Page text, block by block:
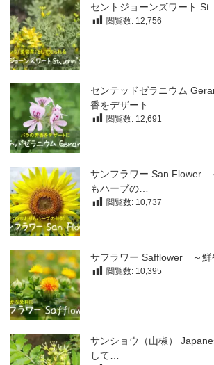
セントジョーンズワート St.
閲覧数: 12,756
センテッドゼラニウム
香をデザート…
閲覧数: 12,691
サンフラワー San Flower
もハーブの…
閲覧数: 10,737
サフラワー Safflower ～鮮
閲覧数: 10,395
サンショウ（山椒）
して…